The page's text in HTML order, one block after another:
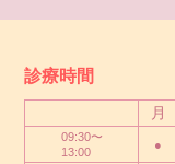
診療時間
月
09:30〜
13:00
●